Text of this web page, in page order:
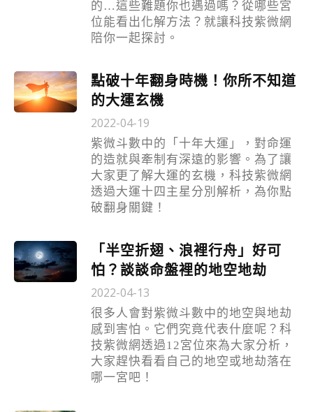
的…這些難題你也遇過嗎？從哪些宮
位能看出化解方法？就讓科技紫微網
陪你一起探討。
點破十年翻身時機！你所不知道
的大運玄機
2022-04-19
紫微斗數中的「十年大運」，對命運
的造就與牽制有深遠的影響。為了讓
大家更了解大運的玄機，科技紫微網
透過大運十四主星分別解析，為你點
破翻身關鍵！
「半空折翅、浪裡行舟」好可
怕？談談命盤裡的地空地劫
2022-04-13
很多人會對紫微斗數中的地空與地劫
感到害怕。它們究竟代表什麼呢？科
技紫微網透過12宮位來為大家分析，
大家趕快看看自己的地空或地劫落在
哪一宮吧！